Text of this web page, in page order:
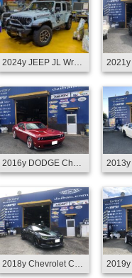
2024y JEEP JL Wrangler Unlimited Rubicon Limited Edition Custom
2016y DODGE Challenger R/T CUSTOM
2018y Chevrolet Camaro LT-RS CUSTOM